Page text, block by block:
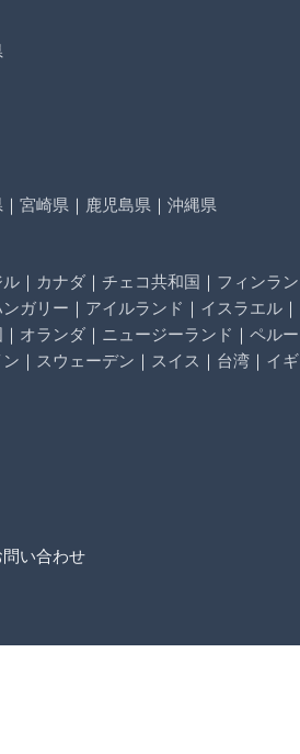
｜ 宮崎県 ｜ 鹿児島県 ｜ 沖縄県
｜ カナダ ｜ チェコ共和国 ｜ フィンラ
ガリー ｜ アイルランド ｜ イスラエル ｜
｜ オランダ ｜ ニュージーランド ｜ ペルー
｜ スウェーデン ｜ スイス ｜ 台湾 ｜ イ
問い合わせ